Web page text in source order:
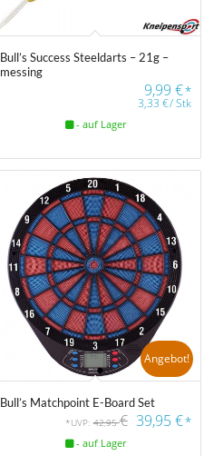
Bull’s Success Steeldarts – 21g –
messing
9,99 €*
3,33 €/Stk
- auf Lager
Bull’s Matchpoint E-Board Set
*UVP: 42,95€ 39,95€*
Angebot!
- auf Lager